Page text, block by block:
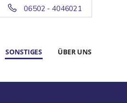
06502 - 4046021
SONSTIGES ÜBER UNS